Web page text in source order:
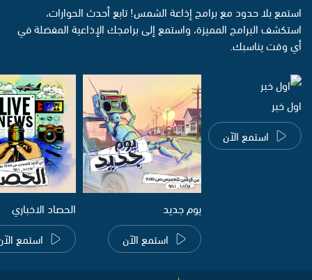
استمع بلا حدود مع برامج إذاعة الشمس! تابع أحدث الحوارات،
استكشف البرامج المميزة، واستمع إلى برامجك الإذاعية المفضلة في
أي وقت يناسبك.
اول خبر
استمع الآن
يوم جديد
استمع الآن
الحصاد الاخباري
استمع